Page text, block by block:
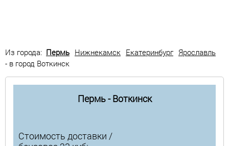
Из города: Пермь Нижнекамск Екатеринбург Ярославль
- в город Воткинск
Пермь - Воткинск
Стоимость доставки /